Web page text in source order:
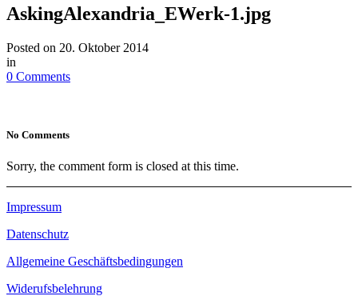
AskingAlexandria_EWerk-1.jpg
Posted on 20. Oktober 2014
in
0 Comments
No Comments
Sorry, the comment form is closed at this time.
Impressum
Datenschutz
Allgemeine Geschäftsbedingungen
Widerufsbelehrung